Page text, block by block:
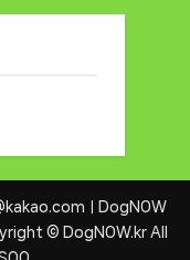
ㅣDogNOW
© DogNOW.kr All